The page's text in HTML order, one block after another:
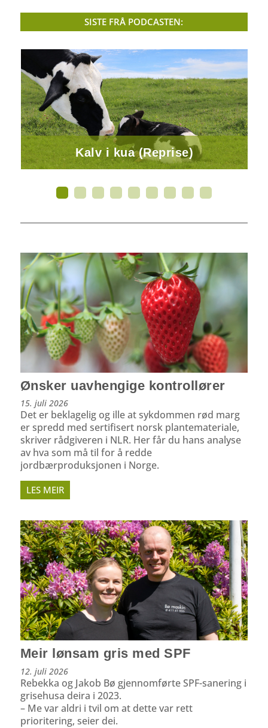
SISTE FRÅ PODCASTEN:
Kalv i kua (Reprise)
Ønsker uavhengige kontrollører
15. juli 2026
Det er beklagelig og ille at sykdommen rød marg
er spredd med sertifisert norsk plantemateriale,
skriver rådgiveren i NLR. Her får du hans analyse
av hva som må til for å redde
jordbærproduksjonen i Norge.
LES MEIR
Meir lønsam gris med SPF
12. juli 2026
Rebekka og Jakob Bø gjennomførte SPF-sanering i
grisehusa deira i 2023.
– Me var aldri i tvil om at dette var rett
prioritering, seier dei.